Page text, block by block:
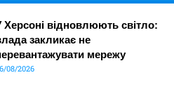
Херсоні відновлюють світло:
закликає не
мережу
08/2026